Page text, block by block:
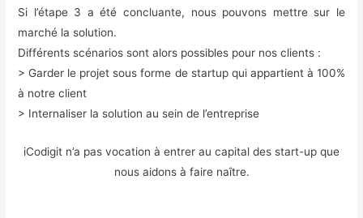
Si l’étape 3 a été concluante, nous pouvons mettre sur le
marché la solution.
Différents scénarios sont alors possibles pour nos clients :
> Garder le projet sous forme de startup qui appartient à 100%
à notre client
> Internaliser la solution au sein de l’entreprise
iCodigit n’a pas vocation à entrer au capital des start-up que
nous aidons à faire naître.